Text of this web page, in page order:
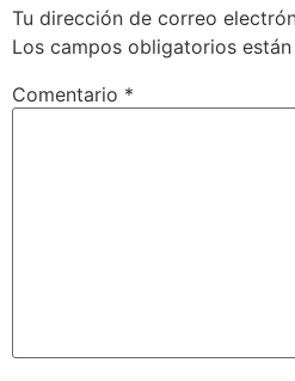
Tu dirección de correo
Los campos obligatorios
Comentario *